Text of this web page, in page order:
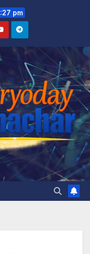
pm